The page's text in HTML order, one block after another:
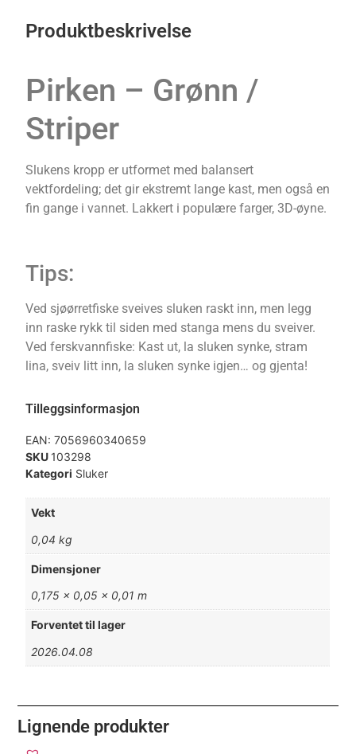
Produktbeskrivelse
Pirken – Grønn /
Striper
Slukens kropp er utformet med balansert
vektfordeling; det gir ekstremt lange kast, men også en
fin gange i vannet. Lakkert i populære farger, 3D-øyne.
Tips:
Ved sjøørretfiske sveives sluken raskt inn, men legg
inn raske rykk til siden med stanga mens du sveiver.
Ved ferskvannfiske: Kast ut, la sluken synke, stram
lina, sveiv litt inn, la sluken synke igjen… og gjenta!
Tilleggsinformasjon
EAN:7056960340659
SKU 103298
Kategori Sluker
Vekt
0,04 kg
Dimensjoner
0,175 × 0,05 × 0,01 m
Forventet til lager
2026.04.08
Lignende produkter